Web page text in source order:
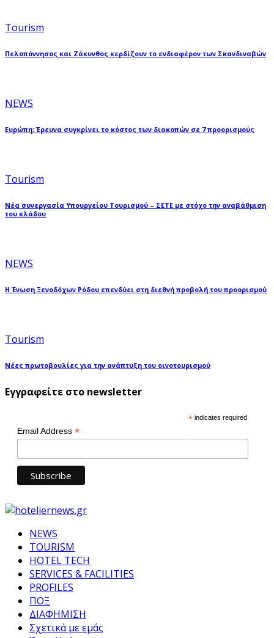
Tourism
Πελοπόννησος και Ζάκυνθος κερδίζουν το ενδιαφέρον των Σκανδιναβών
NEWS
Ευρώπη: Έρευνα συγκρίνει το κόστος των διακοπών σε 7 προορισμούς
Tourism
Νέα συνεργασία Υπουργείου Τουρισμού – ΣΕΤΕ με στόχο την αναβάθμιση
του κλάδου
NEWS
Η Ένωση Ξενοδόχων Ρόδου επενδύει στη διεθνή προβολή του προορισμού
Tourism
Νέες πρωτοβουλίες για την ανάπτυξη του οινοτουρισμού
Εγγραφείτε στο newsletter
* indicates required
Email Address *
NEWS
TOURISM
HOTEL TECH
SERVICES & FACILITIES
PROFILES
ΠΟΞ
ΔΙΑΦΗΜΙΣΗ
Σχετικά με εμάς